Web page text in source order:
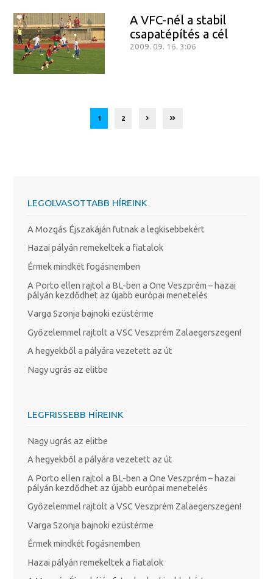
A VFC-nél a stabil
csapatépítés a cél
2009. 09. 16. 3:06
1 2
LEGOLVASOTTABB HÍREINK
A Mozgás Éjszakáján futnak a legkisebbekért
Hazai pályán remekeltek a fiatalok
Érmek mindkét fogásnemben
A Porto ellen rajtol a BL-ben a One Veszprém – hazai
pályán kezdődhet az újabb európai menetelés
Varga Szonja bajnoki ezüstérme
Győzelemmel rajtolt a VSC Veszprém Zalaegerszegen!
A hegyekből a pályára vezetett az út
Nagy ugrás az elitbe
LEGFRISSEBB HÍREINK
Nagy ugrás az elitbe
A hegyekből a pályára vezetett az út
A Porto ellen rajtol a BL-ben a One Veszprém – hazai
pályán kezdődhet az újabb európai menetelés
Győzelemmel rajtolt a VSC Veszprém Zalaegerszegen!
Varga Szonja bajnoki ezüstérme
Érmek mindkét fogásnemben
Hazai pályán remekeltek a fiatalok